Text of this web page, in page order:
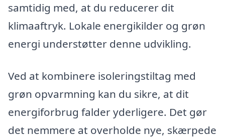
samtidig med, at du reducerer dit
klimaaftryk. Lokale energikilder og grøn
energi understøtter denne udvikling.
Ved at kombinere isoleringstiltag med
grøn opvarmning kan du sikre, at dit
energiforbrug falder yderligere. Det gør
det nemmere at overholde nye, skærpede